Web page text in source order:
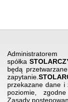
SPÓŁKA
33-100
EMAIL.
spółka
będą
zapytanie.
przekazane dane i
poziomie,
Zasady